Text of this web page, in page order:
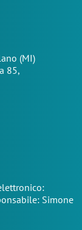
(MI)
85,
Simone